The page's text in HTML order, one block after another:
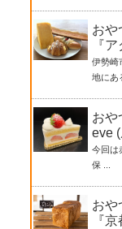
おや
『
伊勢崎
地にあ
おや
eve
今回は
保 ...
おや
『